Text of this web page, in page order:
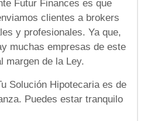
Futur Finances es que
clientes a brokers
y profesionales. Ya que,
muchas empresas de este
margen de la Ley.
Solución Hipotecaria es de
Puedes estar tranquilo